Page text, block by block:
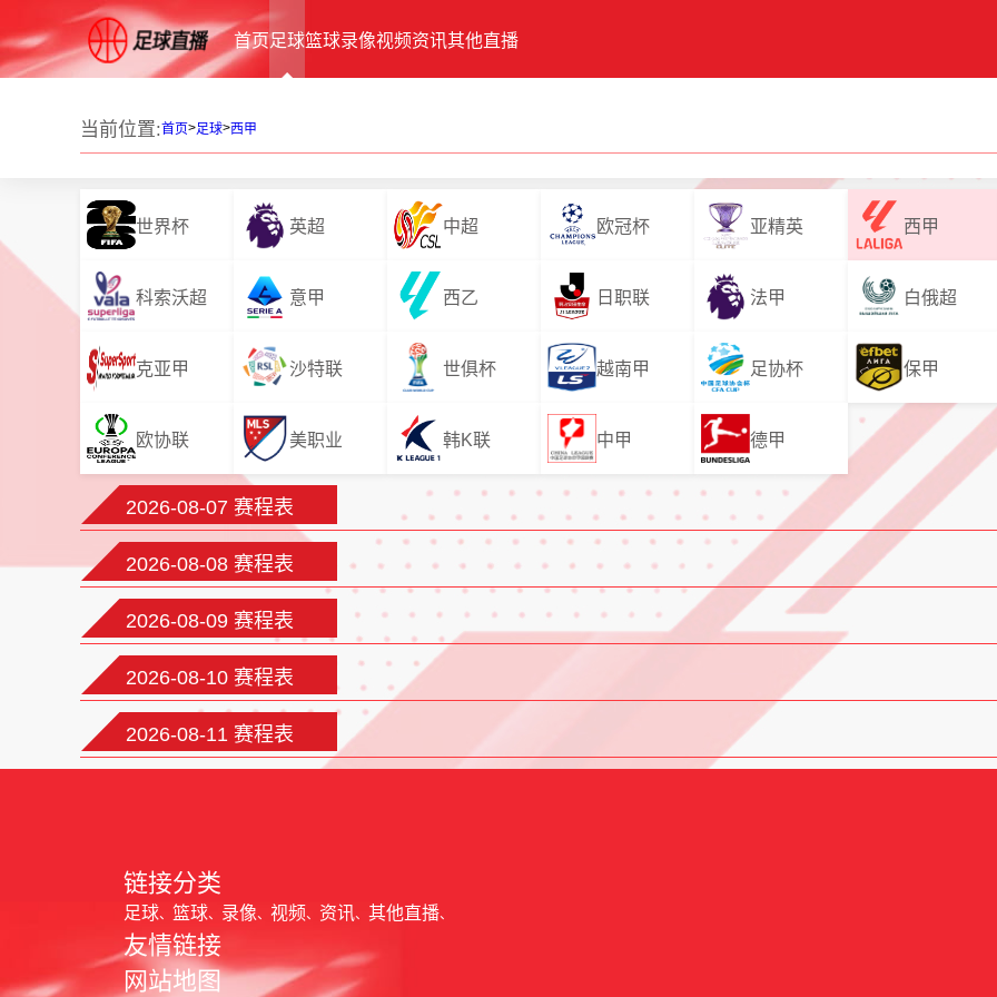
首页足球篮球录像视频资讯其他直播
当前位置:首页>足球>西甲
世界杯 英超 中超 欧冠杯 亚精英 西甲
科索沃超 意甲 西乙 日职联 法甲 白俄超
克亚甲 沙特联 世俱杯 越南甲 足协杯 保甲
欧协联 美职业 韩K联 中甲 德甲
2026-08-07 赛程表
2026-08-08 赛程表
2026-08-09 赛程表
2026-08-10 赛程表
2026-08-11 赛程表
链接分类
足球 篮球 录像 视频 资讯 其他直播
友情链接
网站地图